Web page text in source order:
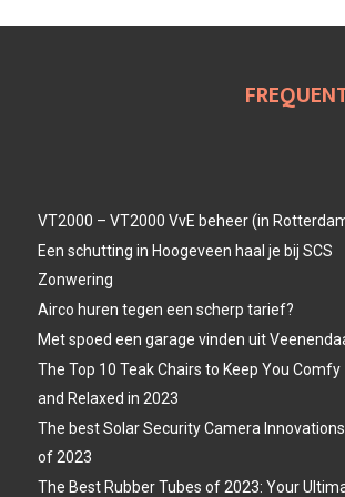
VT2000 – VT2000 VvE beheer (in
Een schutting in Hoogeveen haal je bij SCS
Zonwering
Airco huren tegen een scherp tarief?
Met spoed een garage vinden uit
The Top 10 Teak Chairs to Keep You Comfy
and Relaxed in 2023
The best Solar Security Camera Innovations
of 2023
The Best Rubber Tubes of 2023: Your